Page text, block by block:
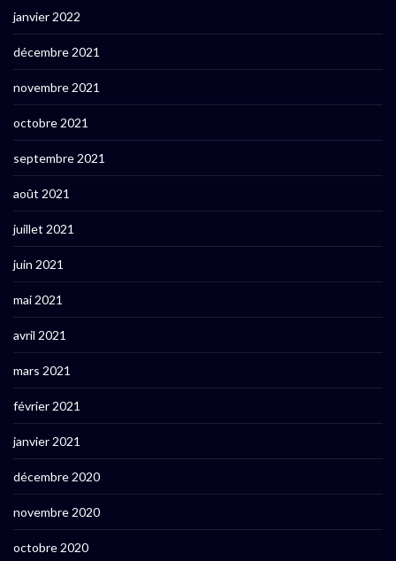
janvier 2022
décembre 2021
novembre 2021
octobre 2021
septembre 2021
août 2021
juillet 2021
juin 2021
mai 2021
avril 2021
mars 2021
février 2021
janvier 2021
décembre 2020
novembre 2020
octobre 2020